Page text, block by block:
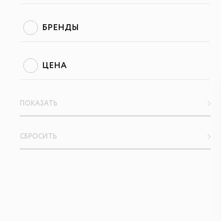
БРЕНДЫ
ЦЕНА
ПОКАЗАТЬ
СБРОСИТЬ